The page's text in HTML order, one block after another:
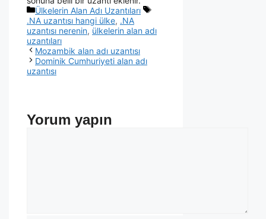
Ülkelerin Alan Adı Uzantıları
.NA uzantısı hangi ülke, .NA
uzantısı nerenin, ülkelerin alan adı
uzantıları
Mozambik alan adı uzantısı
Dominik Cumhuriyeti alan adı
uzantısı
Yorum yapın